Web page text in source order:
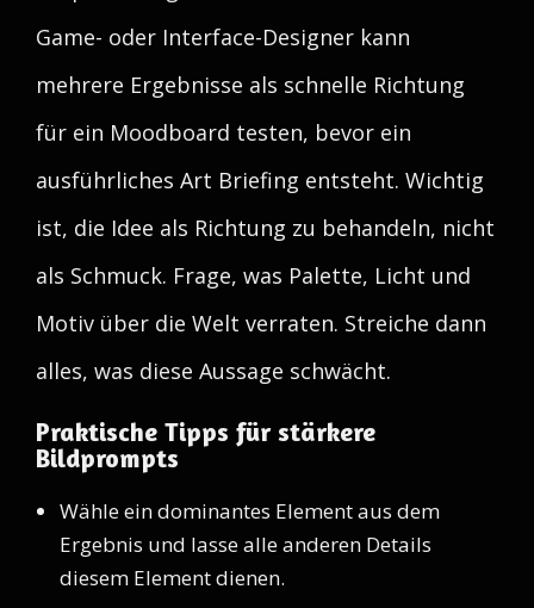
Game- oder Interface-Designer kann
mehrere Ergebnisse als schnelle Richtung
für ein Moodboard testen, bevor ein
ausführliches Art Briefing entsteht. Wichtig
ist, die Idee als Richtung zu behandeln, nicht
als Schmuck. Frage, was Palette, Licht und
Motiv über die Welt verraten. Streiche dann
alles, was diese Aussage schwächt.
Praktische Tipps für stärkere
Bildprompts
Wähle ein dominantes Element aus dem
Ergebnis und lasse alle anderen Details
diesem Element dienen.